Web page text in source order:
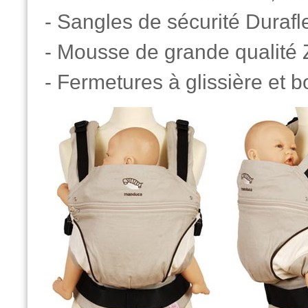
- Sangles de sécurité
- Mousse de grande qualité
- Fermetures à glissière et